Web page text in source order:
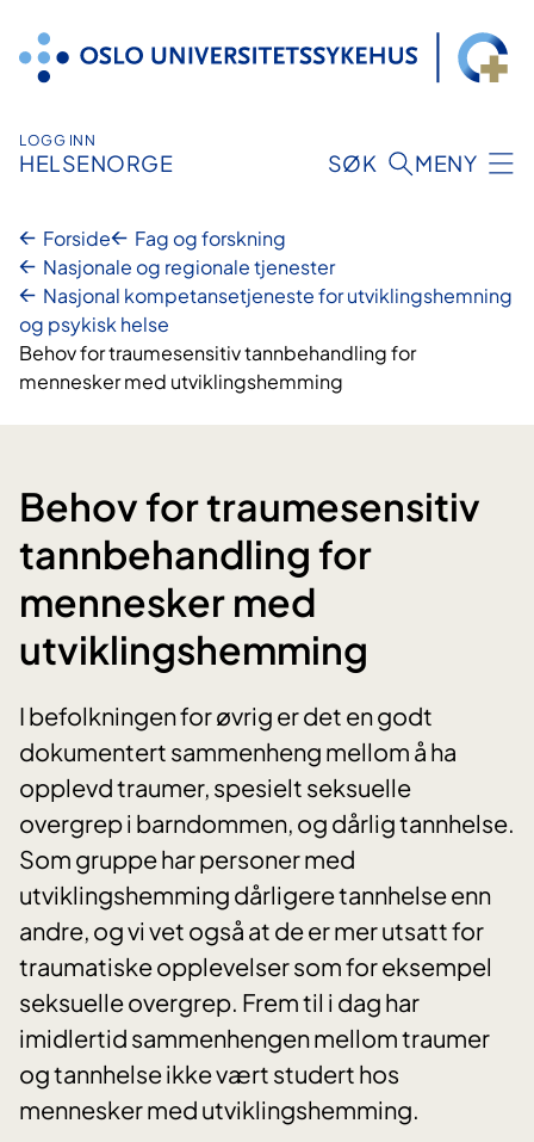
innhold
LOGG INN
HELSENORGE SØK MENY
Forside
Fag og forskning
Nasjonale og regionale tjenester
Nasjonal kompetansetjeneste for utviklingshemning
og psykisk helse
Behov for traumesensitiv tannbehandling for
mennesker med utviklingshemming
Behov for traumesensitiv
tannbehandling for
mennesker med
utviklingshemming
I befolkningen for øvrig er det en godt
dokumentert sammenheng mellom å ha
opplevd traumer, spesielt seksuelle
overgrep i barndommen, og dårlig tannhelse.
Som gruppe har personer med
utviklingshemming dårligere tannhelse enn
andre, og vi vet også at de er mer utsatt for
traumatiske opplevelser som for eksempel
seksuelle overgrep. Frem til i dag har
imidlertid sammenhengen mellom traumer
og tannhelse ikke vært studert hos
mennesker med utviklingshemming.